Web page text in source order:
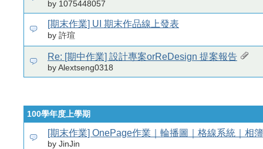
by 1075448057
[期末作業] UI 期末作品線上發表
by 許瑄
Re: [期中作業] 設計專案orReDesign 提案報告
by Alextseng0318
100學年度上學期
[期末作業] OnePage作業｜輪播圖｜格線系統｜相
by JinJin